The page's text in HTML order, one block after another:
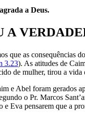
a Deus.
A
que as consequências
3.23). As atitudes de
de mulher, tirou a
e Abel foram gerados
o Pr. Marcos
Eva pensarem que a